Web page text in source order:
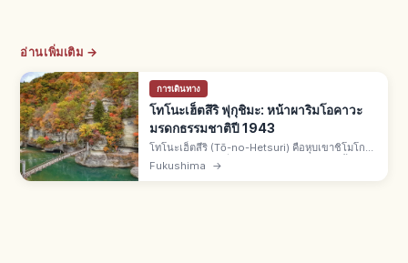
อ่านเพิ่มเติม →
การเดินทาง
โทโนะเฮ็ตสึริ ฟุกุชิมะ: หน้าผาริมโอคาวะ
มรดกธรรมชาติปี 1943
โทโนะเฮ็ตสึริ (Tō-no-Hetsuri) คือหุบเขาชิโมโกะ
จ.ฟุกุชิมะ คำท้องถิ่นไอสึแปลว่าหน้าผาริมแม่น้ำ เกิด
Fukushima →